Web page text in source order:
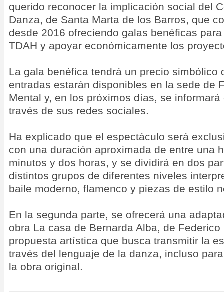
querido reconocer la implicación social del
Danza, de Santa Marta de los Barros, que
desde 2016 ofreciendo galas benéficas
TDAH y apoyar económicamente los
La gala benéfica tendrá un precio simbólico
entradas estarán disponibles en la sede de
Mental y, en los próximos días, se
través de sus redes sociales.
Ha explicado que el espectáculo será
con una duración aproximada de entre una
minutos y dos horas, y se dividirá en dos
distintos grupos de diferentes niveles
baile moderno, flamenco y piezas de estilo
En la segunda parte, se ofrecerá una
obra La casa de Bernarda Alba, de
propuesta artística que busca transmitir la
través del lenguaje de la danza, incluso
la obra original.